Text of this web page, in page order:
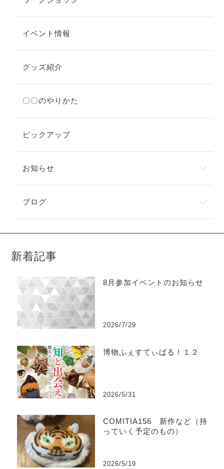
イベント情報
グッズ紹介
〇〇のやりかた
ピックアップ
お知らせ
ブログ
新着記事
8月参加イベントのお知らせ
2026/7/29
博物ふぇすてぃばる！１２
2026/5/31
COMITIA156 新作など（持
っていく予定のもの）
2026/5/19